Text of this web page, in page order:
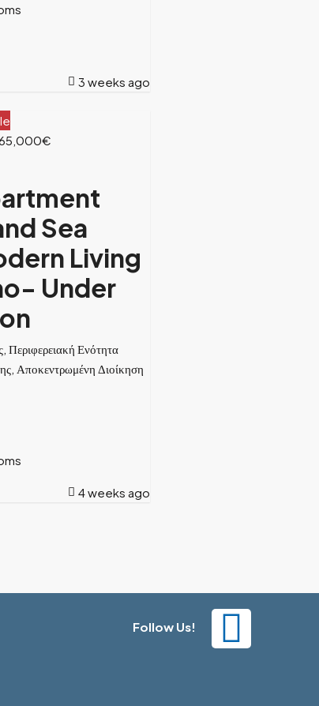
3 weeks ago
Sea
Living
Under
Περιφερειακή Ενότητα
Αποκεντρωμένη Διοίκηση
4 weeks ago
Follow Us!